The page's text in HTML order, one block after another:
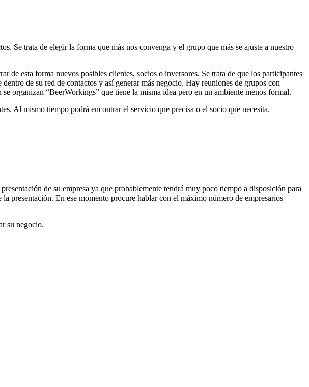
Se trata de elegir la forma que más nos convenga y el grupo que más se ajuste a nuestro
de esta forma nuevos posibles clientes, socios o inversores. Se trata de que los participantes
de su red de contactos y así generar más negocio. Hay reuniones de grupos con
organizan “BeerWorkings” que tiene la misma idea pero en un ambiente menos formal.
Al mismo tiempo podrá encontrar el servicio que precisa o el socio que necesita.
de su empresa ya que probablemente tendrá muy poco tiempo a disposición para
presentación. En ese momento procure hablar con el máximo número de empresarios
su negocio.